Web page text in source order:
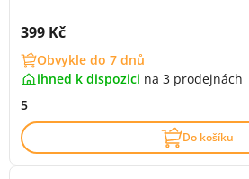
Cena s DPH:
399 Kč
Obvykle do 7 dnů
ihned k dispozici na 3 prodejnách
5
Do košíku